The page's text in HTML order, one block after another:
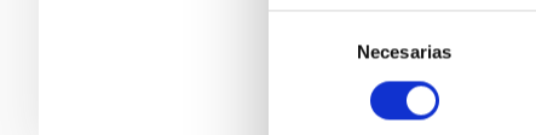
consentimiento
Necesarias